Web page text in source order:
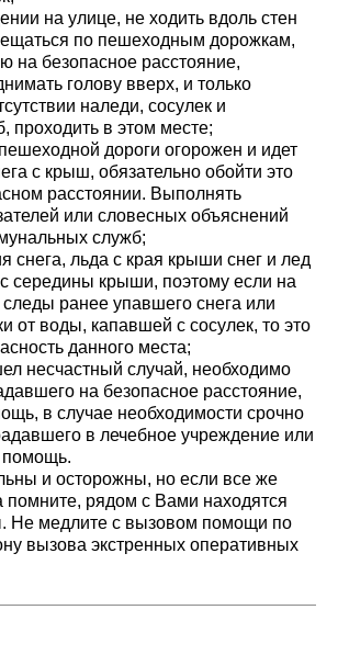
на улице, не ходить вдоль стен
по пешеходным дорожкам,
на безопасное расстояние,
голову вверх, и только
наледи, сосулек и
проходить в этом месте;
дороги огорожен и идет
с крыш, обязательно обойти это
расстоянии. Выполнять
или словесных объяснений
служб;
снега, льда с края крыши снег и лед
с середины крыши, поэтому если на
ранее упавшего снега или
от воды, капавшей с сосулек, то это
данного места;
несчастный случай, необходимо
на безопасное расстояние,
в случае необходимости срочно
в лечебное учреждение или
помощь.
и осторожны, но если все же
помните, рядом с Вами находятся
Не медлите с вызовом помощи по
вызова экстренных оперативных